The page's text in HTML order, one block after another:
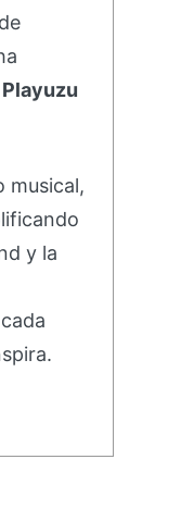
Playuzu
musical,
y la